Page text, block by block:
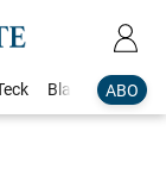
ABO
Blaulicht